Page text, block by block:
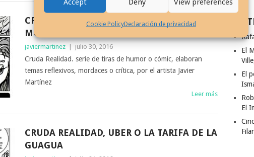
Cookie PolicyDeclaración de privacidad
CRUDA REALIDAD, «CADA DÍA EN EL
MUNDO»
javiermartinez | julio 30, 2016
Cruda Realidad. serie de tiras de humor o cómic, elaboran
temas reflexivos, mordaces o crítica, por el artista Javier
Martínez
Leer más
CRUDA REALIDAD, UBER O LA TARIFA DE LA
GUAGUA
El
El
El